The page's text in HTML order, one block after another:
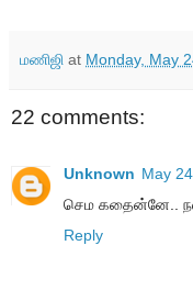
மணிஜி at Monday, May
22 comments:
Unknown May
செம கதைன்னே..
Reply